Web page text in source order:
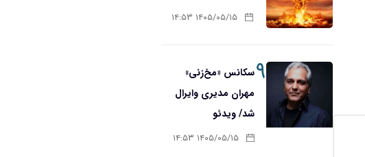
۱۴۰۵/۰۵/۱۵ ۱۴:۵۳
۹سکانس «مخ‌زنی»
مهران مدیری وایرال
شد/ ویدئو
۱۴۰۵/۰۵/۱۵ ۱۴:۵۳